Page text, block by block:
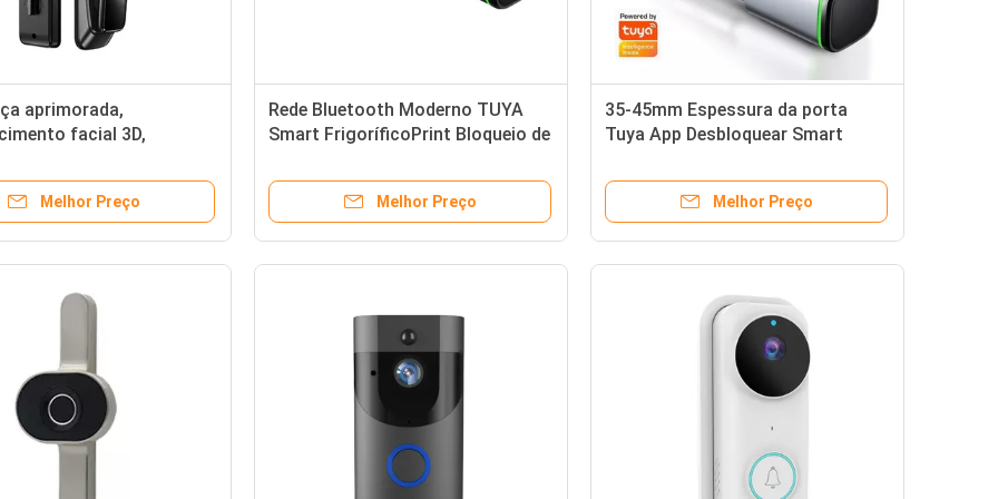
aprimorada,
facial 3D,
e conectividade Wi-Fi
Melhor Preço
Rede Bluetooth Moderno TUYA
Smart FrigoríficoPrint Bloqueio de
Melhor Preço
35-45mm Espessura da porta
Tuya App Desbloquear Smart
Lock
Melhor Preço